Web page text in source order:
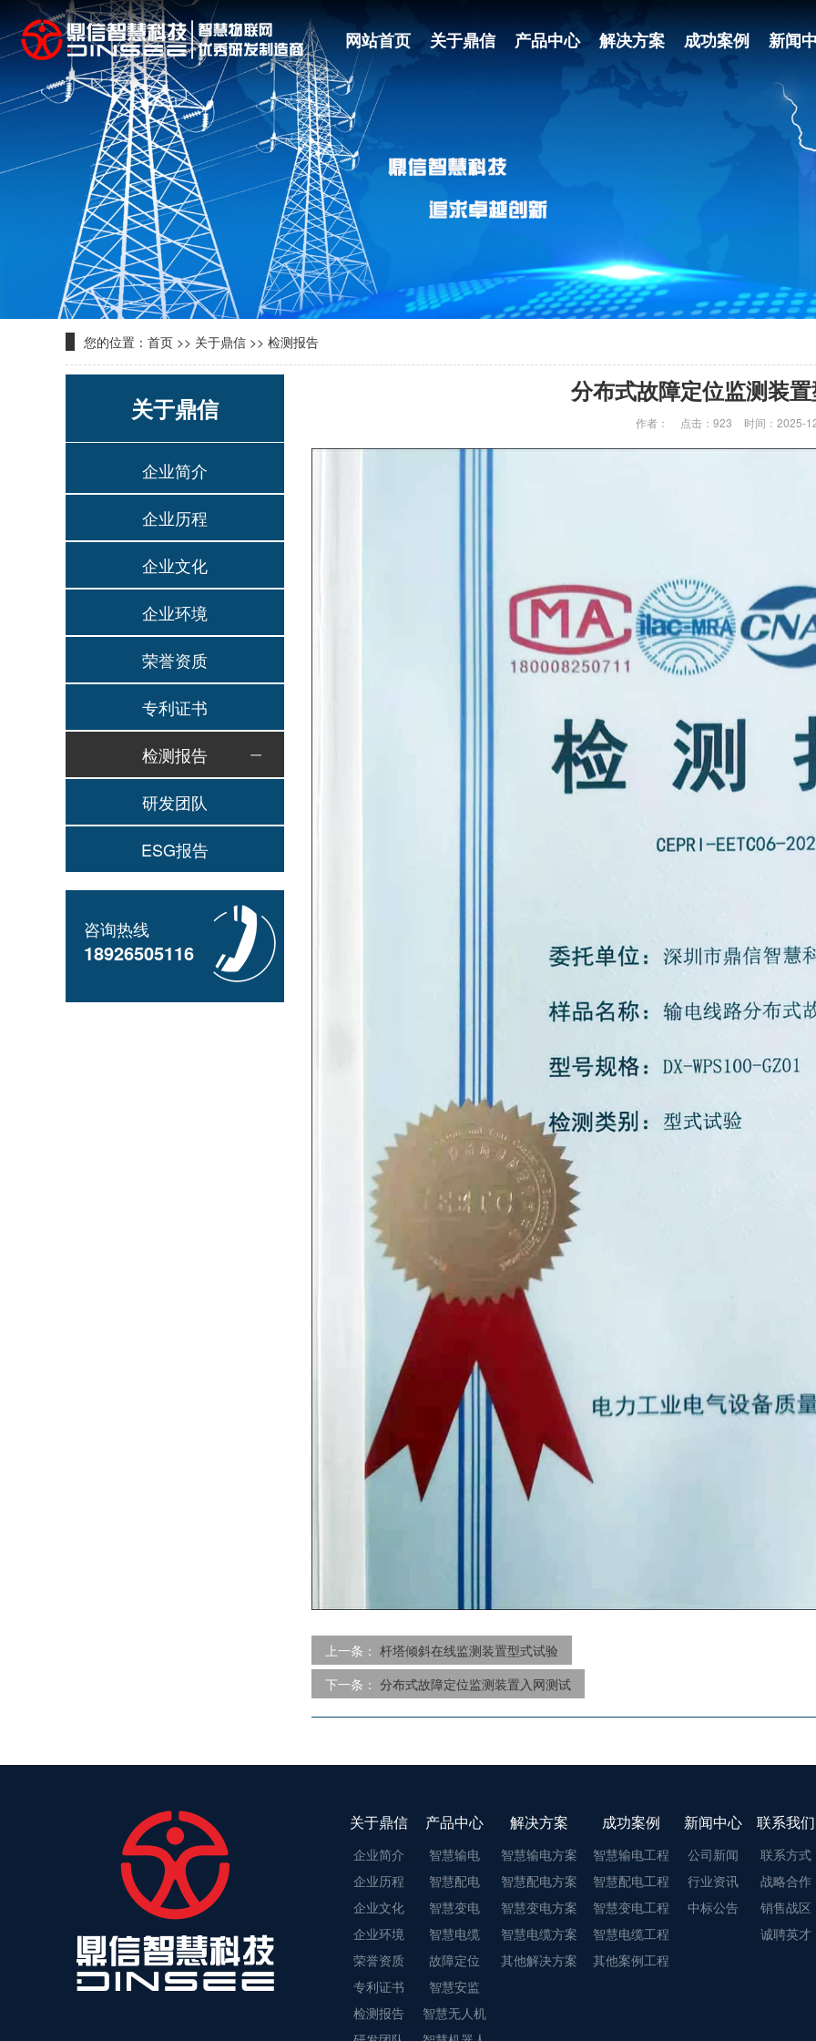
网站首页 关于鼎信 产品中心 解决方案 成功案例 新闻
您的位置： 首页 >> 关于鼎信 >> 检测报告
关于鼎信
企业简介
企业历程
企业文化
企业环境
荣誉资质
专利证书
检测报告
研发团队
ESG报告
咨询热线
18926505116
分布式故障定位监测装
作者： 点击：923 时间：2025-
上一条： 杆塔倾斜在线监测装置型式试验
下一条： 分布式故障定位监测装置入网测试
关于鼎信
企业简介
企业历程
企业文化
企业环境
荣誉资质
专利证书
检测报告
产品中心
智慧输电
智慧配电
智慧变电
智慧电缆
故障定位
智慧安监
智慧无人机
解决方案
智慧输电方案
智慧配电方案
智慧变电方案
智慧电缆方案
其他解决方案
成功案例
智慧输电工程
智慧配电工程
智慧变电工程
智慧电缆工程
其他案例工程
新闻中心
公司新闻
行业资讯
中标公告
联系我们
联系方式
战略合作
销售战区
诚聘英才